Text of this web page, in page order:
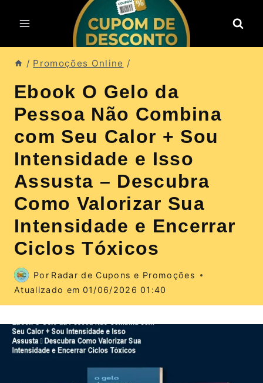
para
o
Conteúdo
/ Promoções Online /
Ebook O Gelo da
Pessoa Não Combina
com Seu Calor + Sou
Intensidade e Isso
Assusta – Descubra
Como Valorizar Sua
Intensidade e Encerrar
Ciclos Tóxicos
Por Radar de Cupons e Promoções
Atualizado em 01/06/2026 01:40